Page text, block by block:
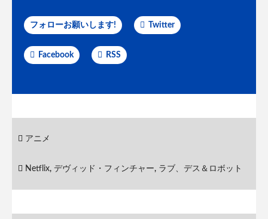
フォローお願いします! Twitter
Facebook RSS
アニメ
Netflix, デヴィッド・フィンチャー, ラブ、デス＆ロボット